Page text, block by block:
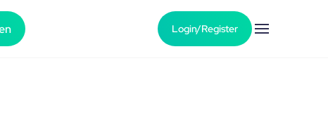
Login/Register